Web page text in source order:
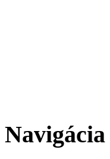
Navigácia